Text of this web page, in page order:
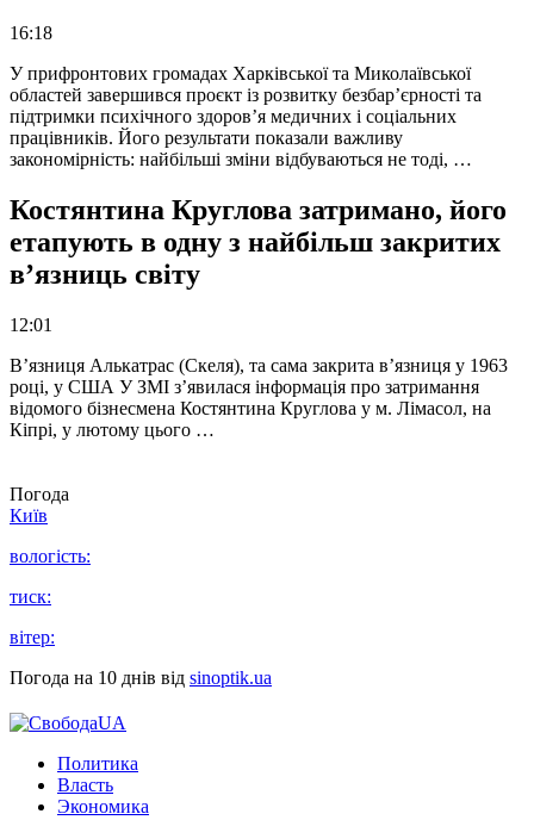
16:18
У прифронтових громадах Харківської та Миколаївської
областей завершився проєкт із розвитку безбар’єрності та
підтримки психічного здоров’я медичних і соціальних
працівників. Його результати показали важливу
закономірність: найбільші зміни відбуваються не тоді, …
Костянтина Круглова затримано, його
етапують в одну з найбільш закритих
в’язниць світу
12:01
В’язниця Алькатрас (Скеля), та сама закрита в’язниця у 1963
році, у США У ЗМІ з’явилася інформація про затримання
відомого бізнесмена Костянтина Круглова у м. Лімасол, на
Кіпрі, у лютому цього …
Погода
Київ
вологість:
тиск:
вітер:
Погода на 10 днів від sinoptik.ua
Политика
Власть
Экономика